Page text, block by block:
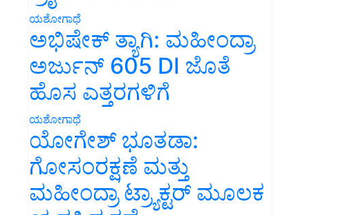
ಯಶೋಗಾಥೆ
ಅಭಿಷೇಕ್ ತ್ಯಾಗಿ: ಮಹೀಂದ್ರಾ
ಅರ್ಜುನ್ 605 DI ಜೊತೆ
ಹೊಸ ಎತ್ತರಗಳಿಗೆ
ಯಶೋಗಾಥೆ
ಯೋಗೇಶ್ ಭೂತಡಾ:
ಗೋಸಂರಕ್ಷಣೆ ಮತ್ತು
ಮಹೀಂದ್ರಾ ಟ್ರ್ಯಾಕ್ಟರ್ ಮೂಲಕ